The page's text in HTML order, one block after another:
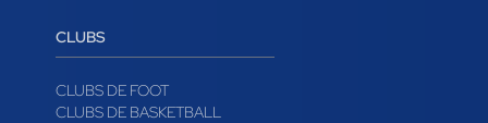
CLUBS
CLUBS DE FOOT
CLUBS DE BASKETBALL